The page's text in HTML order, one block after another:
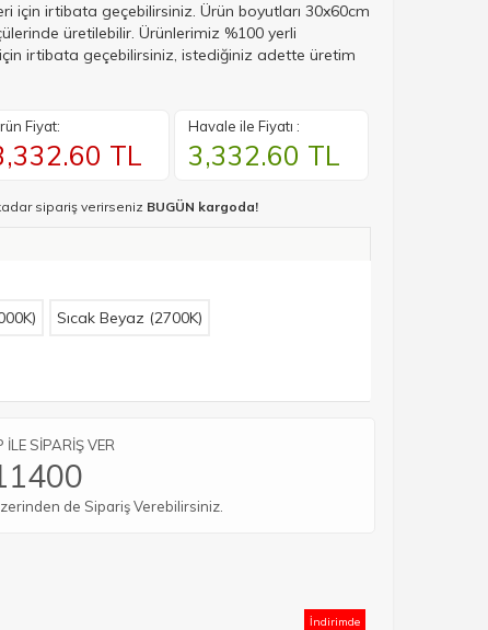
için irtibata geçebilirsiniz. Ürün boyutları 30x60cm
üretilebilir. Ürünlerimiz %100 yerli
irtibata geçebilirsiniz, istediğiniz adette üretim
Fiyat:
TL
Havale ile Fiyatı :
3,332.60 TL
sipariş verirseniz BUGÜN kargoda!
Sıcak Beyaz (2700K)
SİPARİŞ VER
de Sipariş Verebilirsiniz.
İndirimde